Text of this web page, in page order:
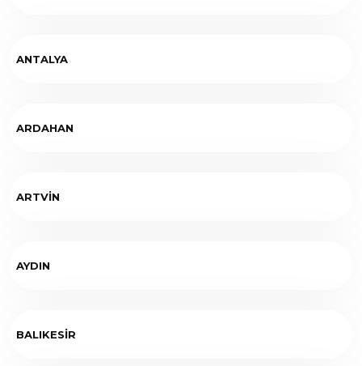
ANTALYA
ARDAHAN
ARTVİN
AYDIN
BALIKESİR